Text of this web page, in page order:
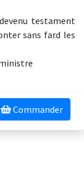
testament
sans fard les
Commander